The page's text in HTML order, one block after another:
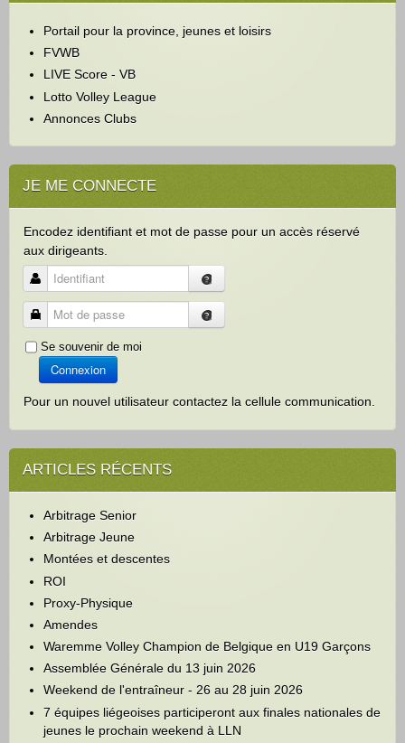
Portail pour la province, jeunes et loisirs
FVWB
LIVE Score - VB
Lotto Volley League
Annonces Clubs
JE ME CONNECTE
Encodez identifiant et mot de passe pour un accès réservé
aux dirigeants.
Identifiant
Mot de passe
Se souvenir de moi
Connexion
Pour un nouvel utilisateur contactez la cellule communication.
ARTICLES RÉCENTS
Arbitrage Senior
Arbitrage Jeune
Montées et descentes
ROI
Proxy-Physique
Amendes
Waremme Volley Champion de Belgique en U19 Garçons
Assemblée Générale du 13 juin 2026
Weekend de l'entraîneur - 26 au 28 juin 2026
7 équipes liégeoises participeront aux finales nationales de
jeunes le prochain weekend à LLN